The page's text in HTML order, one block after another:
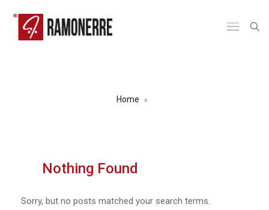
Home
Nothing Found
Sorry, but no posts matched your search terms.